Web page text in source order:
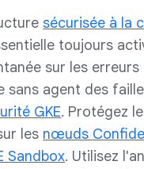
sécurisée à la
toujours
sur les
sans agent des
GKE. Protégez
les nœuds
Sandbox. Utilisez